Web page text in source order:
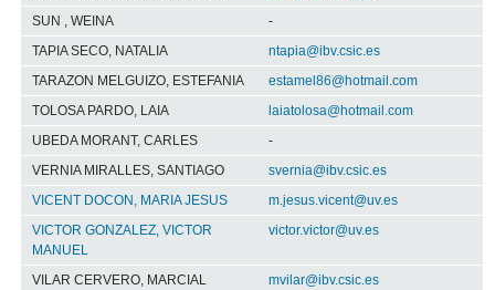
SUN , WEINA
-
TAPIA SECO, NATALIA
ntapia@ibv.csic.es
TARAZON MELGUIZO, ESTEFANIA
estamel86@hotmail.com
TOLOSA PARDO, LAIA
laiatolosa@hotmail.com
UBEDA MORANT, CARLES
-
VERNIA MIRALLES, SANTIAGO
svernia@ibv.csic.es
VICENT DOCON, MARIA JESUS
m.jesus.vicent@uv.es
VICTOR GONZALEZ, VICTOR
MANUEL
victor.victor@uv.es
VILAR CERVERO, MARCIAL
mvilar@ibv.csic.es